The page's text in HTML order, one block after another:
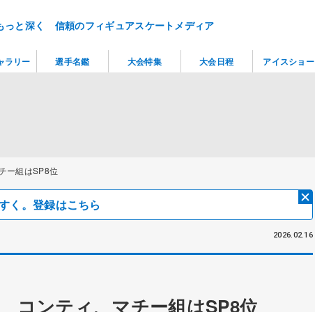
っと深く 信頼のフィギュアスケートメディア
ー組はSP8位
く。登録はこちら
2026.02.16
コンティ、マチー組はSP8位
ラリー 選手名鑑 大会特集 大会日程 アイスショー